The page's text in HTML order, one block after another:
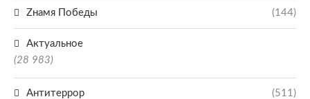
Zнамя Победы (144)
Актуальное
(28 983)
Антитеррор (511)